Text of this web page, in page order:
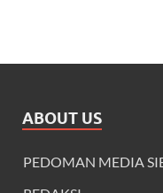
ABOUT US
PEDOMAN MEDIA